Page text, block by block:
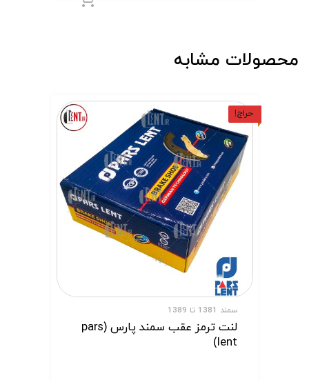
محصولات مشابه
حراج!
سمند 1381 تا 1389
لنت ترمز عقب سمند پارس (pars
lent)